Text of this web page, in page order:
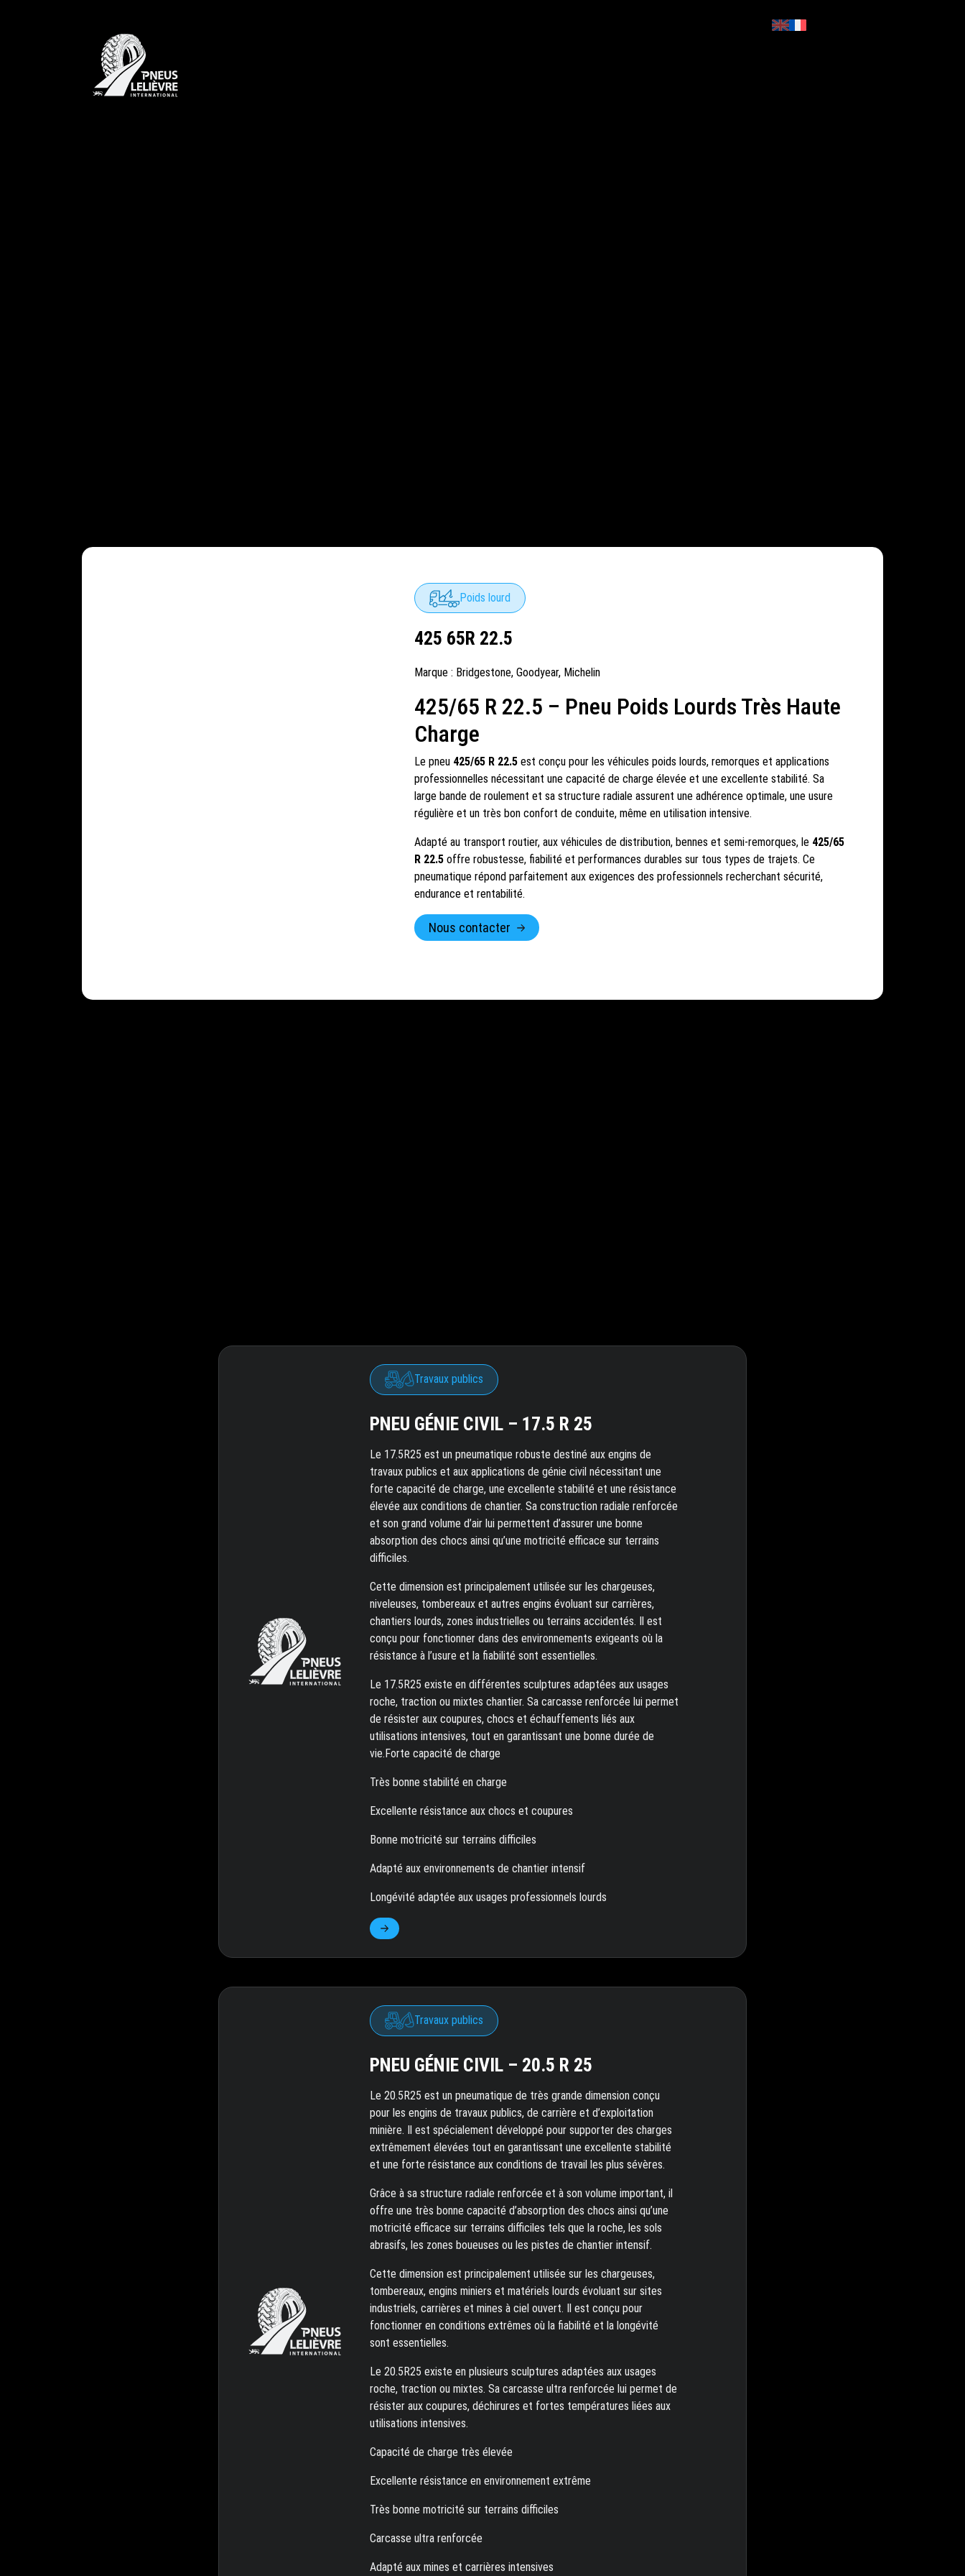
Poids lourd
425 65R 22.5
Marque : Bridgestone,Goodyear, Michelin
425/65 R 22.5 – Pneu Poids Lourds Très Haute
Charge
Le pneu 425/65 R 22.5 est conçu pour les véhicules poids lourds, remorques et applications
professionnelles nécessitant une capacité de charge élevée et une excellente stabilité. Sa
large bande de roulement et sa structure radiale assurent une adhérence optimale, une usure
régulière et un très bon confort de conduite, même en utilisation intensive.
Adapté au transport routier, aux véhicules de distribution, bennes et semi-remorques, le 425/65
R 22.5 offre robustesse, fiabilité et performances durables sur tous types de trajets. Ce
pneumatique répond parfaitement aux exigences des professionnels recherchant sécurité,
endurance et rentabilité.
Nous contacter
Travaux publics
PNEU GÉNIE CIVIL – 17.5 R 25
Le 17.5R25 est un pneumatique robuste destiné aux engins de
travaux publics et aux applications de génie civil nécessitant une
forte capacité de charge, une excellente stabilité et une résistance
élevée aux conditions de chantier. Sa construction radiale renforcée
et son grand volume d’air lui permettent d’assurer une bonne
absorption des chocs ainsi qu’une motricité efficace sur terrains
difficiles.
Cette dimension est principalement utilisée sur les chargeuses,
niveleuses, tombereaux et autres engins évoluant sur carrières,
chantiers lourds, zones industrielles ou terrains accidentés. Il est
conçu pour fonctionner dans des environnements exigeants où la
résistance à l’usure et la fiabilité sont essentielles.
Le 17.5R25 existe en différentes sculptures adaptées aux usages
roche, traction ou mixtes chantier. Sa carcasse renforcée lui permet
de résister aux coupures, chocs et échauffements liés aux
utilisations intensives, tout en garantissant une bonne durée de
vie.Forte capacité de charge
Très bonne stabilité en charge
Excellente résistance aux chocs et coupures
Bonne motricité sur terrains difficiles
Adapté aux environnements de chantier intensif
Longévité adaptée aux usages professionnels lourds
Travaux publics
PNEU GÉNIE CIVIL – 20.5 R 25
Le 20.5R25 est un pneumatique de très grande dimension conçu
pour les engins de travaux publics, de carrière et d’exploitation
minière. Il est spécialement développé pour supporter des charges
extrêmement élevées tout en garantissant une excellente stabilité
et une forte résistance aux conditions de travail les plus sévères.
Grâce à sa structure radiale renforcée et à son volume important, il
offre une très bonne capacité d’absorption des chocs ainsi qu’une
motricité efficace sur terrains difficiles tels que la roche, les sols
abrasifs, les zones boueuses ou les pistes de chantier intensif.
Cette dimension est principalement utilisée sur les chargeuses,
tombereaux, engins miniers et matériels lourds évoluant sur sites
industriels, carrières et mines à ciel ouvert. Il est conçu pour
fonctionner en conditions extrêmes où la fiabilité et la longévité
sont essentielles.
Le 20.5R25 existe en plusieurs sculptures adaptées aux usages
roche, traction ou mixtes. Sa carcasse ultra renforcée lui permet de
résister aux coupures, déchirures et fortes températures liées aux
utilisations intensives.
Capacité de charge très élevée
Excellente résistance en environnement extrême
Très bonne motricité sur terrains difficiles
Carcasse ultra renforcée
Adapté aux mines et carrières intensives